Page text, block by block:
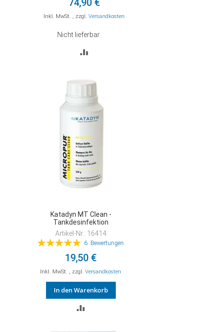
74,90 €
Inkl. MwSt. , zzgl.Versandkosten
Nicht lieferbar
HINZUFÜGEN
Katadyn MT Clean -
Tankdesinfektion
Artikel-Nr.: 16414
Bewertung:
6 Bewertungen
19,50 €
Inkl. MwSt. , zzgl. Versandkosten
In den Warenkorb